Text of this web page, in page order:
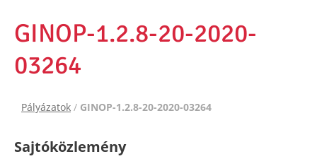
GINOP-1.2.8-20-2020-
03264
Pályázatok / GINOP-1.2.8-20-2020-03264
Sajtóközlemény